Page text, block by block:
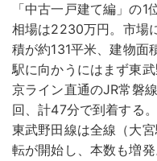
「中古一戸建て編」の
相場は2230万円。市場
積が約131平米、建物面
駅に向かうにはまず東
京ライン直通のJR常磐
回、計47分で到着する
東武野田線は全線（大
転が開始し、本数も増